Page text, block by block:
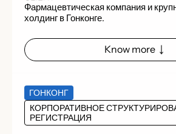
Фармацевтическая компания и
холдинг в Гонконге.
Know more
ГОНКОНГ
КОРПОРАТИВНОЕ
РЕГИСТРАЦИЯ